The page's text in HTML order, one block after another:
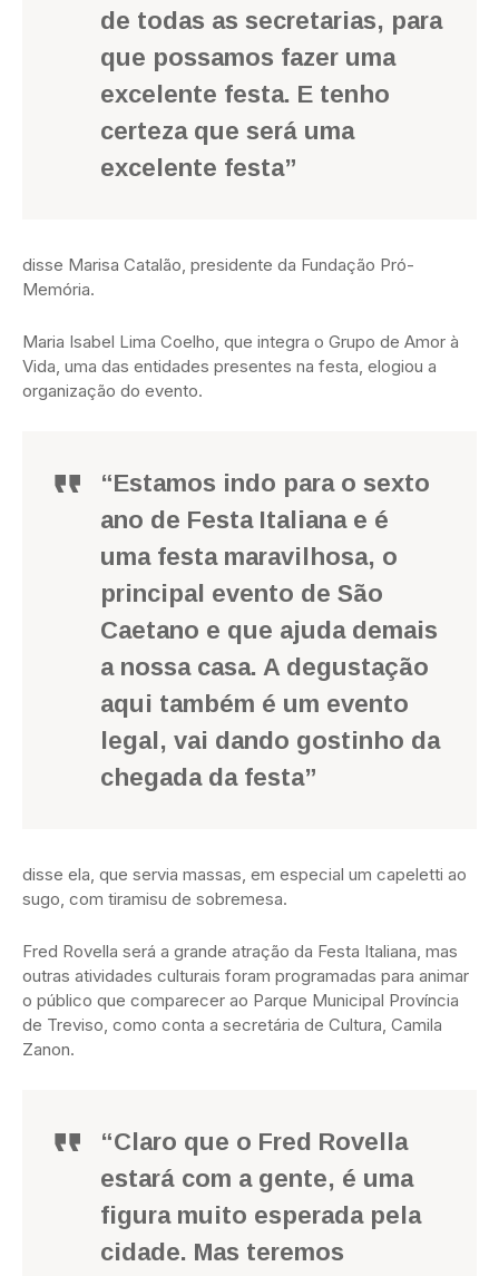
de todas as secretarias, para
que possamos fazer uma
excelente festa. E tenho
certeza que será uma
excelente festa”
disse Marisa Catalão, presidente da Fundação Pró-
Memória.
Maria Isabel Lima Coelho, que integra o Grupo de Amor à
Vida, uma das entidades presentes na festa, elogiou a
organização do evento.
“Estamos indo para o sexto
ano de Festa Italiana e é
uma festa maravilhosa, o
principal evento de São
Caetano e que ajuda demais
a nossa casa. A degustação
aqui também é um evento
legal, vai dando gostinho da
chegada da festa”
disse ela, que servia massas, em especial um capeletti ao
sugo, com tiramisu de sobremesa.
Fred Rovella será a grande atração da Festa Italiana, mas
outras atividades culturais foram programadas para animar
o público que comparecer ao Parque Municipal Província
de Treviso, como conta a secretária de Cultura, Camila
Zanon.
“Claro que o Fred Rovella
estará com a gente, é uma
figura muito esperada pela
cidade. Mas teremos